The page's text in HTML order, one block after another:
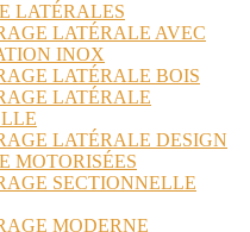
LATÉRALES
LATÉRALE AVEC
INOX
LATÉRALE BOIS
LATÉRALE
LATÉRALE DESIGN
MOTORISÉES
SECTIONNELLE
MODERNE